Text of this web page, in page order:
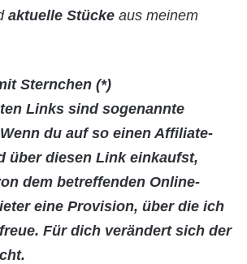
aktuelle Stücke aus meinem
Sternchen (*)
Links sind sogenannte
du auf so einen Affiliate-
über diesen Link einkaufst,
dem betreffenden Online-
eine Provision, über die ich
Für dich verändert sich der